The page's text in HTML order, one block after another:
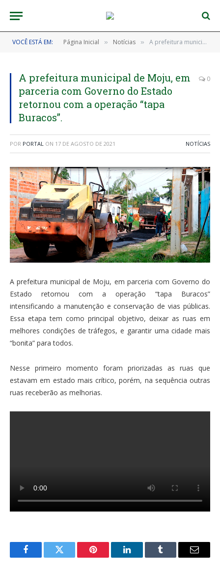
VOCÊ ESTÁ EM: Página Inicial » Notícias » A prefeitura municipal de Moju, em parceria com Governo do Estado retornou com a operação “tapa Buracos”.
A prefeitura municipal de Moju, em
parceria com Governo do Estado
retornou com a operação “tapa
Buracos”.
0
POR PORTAL ON 17 DE AGOSTO DE 2021 NOTÍCIAS
A prefeitura municipal de Moju, em parceria com Governo do
Estado retornou com a operação “tapa Buracos”
intensificando a manutenção e conservação de vias públicas.
Essa etapa tem como principal objetivo, deixar as ruas em
melhores condições de tráfegos, e garantir uma cidade mais
“bonita” para todos.
Nesse primeiro momento foram priorizadas as ruas que
estavam em estado mais crítico, porém, na sequência outras
ruas receberão as melhorias.
FacebookTwitter Pinterest LinkedInTumblr
E-